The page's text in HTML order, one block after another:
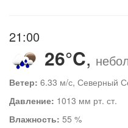
21:00
26°C,
Ветер: 6.33 м/с, Северный
Давление: 1013 мм рт. ст.
Влажность: 55 %